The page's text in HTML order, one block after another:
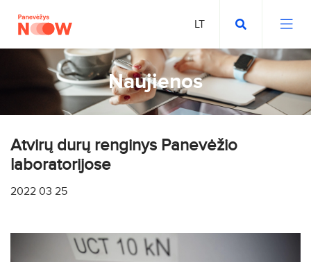
Naujienos
Atvirų durų renginys Panevėžio
laboratorijose
2022 03 25